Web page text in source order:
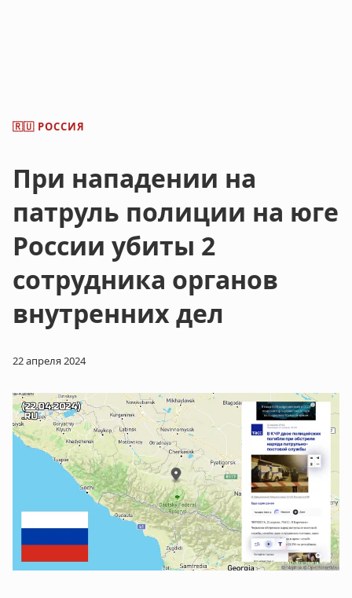
🇷🇺 РОССИЯ
При нападении на
патруль полиции на юге
России убиты 2
сотрудника органов
внутренних дел
22 апреля 2024